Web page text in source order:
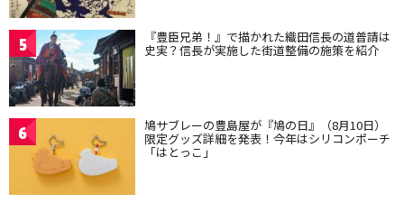
5 『豊臣兄弟！』で描かれた織田信長の道普請は
史実？信長が実施した街道整備の施策を紹介
6 鳩サブレーの豊島屋が『鳩の日』（8月10日）
限定グッズ詳細を発表！今年はシリコンポーチ
「はとっこ」